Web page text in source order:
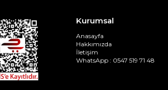
Kurumsal
Anasayfa
Hakkımızda
İletişim
WhatsApp : 0547 519 71 48